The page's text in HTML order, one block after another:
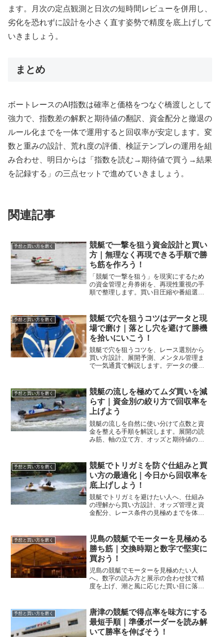
ます。月次の定点観測と日次の短時間レビューを併用し、
劣化を恐れずに設計を小さく直す姿勢で精度を底上げして
いきましょう。
まとめ
ボートレースのAI指数は確率と価格をつなぐ橋渡しとして
強力で、指数差の解釈と期待値の翻訳、資金配分と撤退の
ルール化までを一体で運用すると回収率が安定します。変
数と重みの設計、荒れ度の評価、検証テンプレの運用を組
み合わせ、明日からは「指数を読む→期待値で買う→結果
を記録する」の三点セットで進めていきましょう。
関連記事
予想と買い方を磨く
競艇で一撃を狙う資金設計と買い
方｜無理なく再現できる手順で勝
ち筋を作ろう！
「競艇で一撃を狙う」を現実にするため
の資金管理と舟券術を、再現性重視の手
順で整理します。買い目圧縮や番組選
予想と買い方を磨く
競艇で穴を狙うコツはデータと現
場で磨け｜落とし穴を避けて勝機
を拾いにいこう！
競艇で穴を狙うコツを、レース選別から
買い方設計、展開予測、メンタル管理ま
で一気通貫で解説します。データの優先
予想と買い方を磨く
競艇の流しを極めてムダ買いを減
らす｜資金別の絞り方で回収率を
上げよう
競艇の流しを自然に使い分けて点数と資
金を整える手順を解説します。展開の読
み筋、軸の立て方、オッズと期待値の見
す。
予想と買い方を磨く
競艇でトリガミを防ぐ仕組みと買
い方の最適化｜今日から回収率を
底上げしよう！
競艇でトリガミを避けたい人へ、仕組み
の理解から買い方設計、オッズ管理と資
金配分、レース条件の見極めまでを体系
予想と買い方を磨く
児島の競艇でモーターを見極める
勝ち筋｜交換時期と数字で堅実に
買おう！
児島の競艇でモーターを見極めたい人
へ。数字の読み方と展示の合わせ技で精
度を上げ、潮と風に応じた買い目に落と
予想と買い方を磨く
唐津の競艇で得点率を味方にする
最短手順｜準優ボーダーを読み解
いて勝率を伸ばそう！